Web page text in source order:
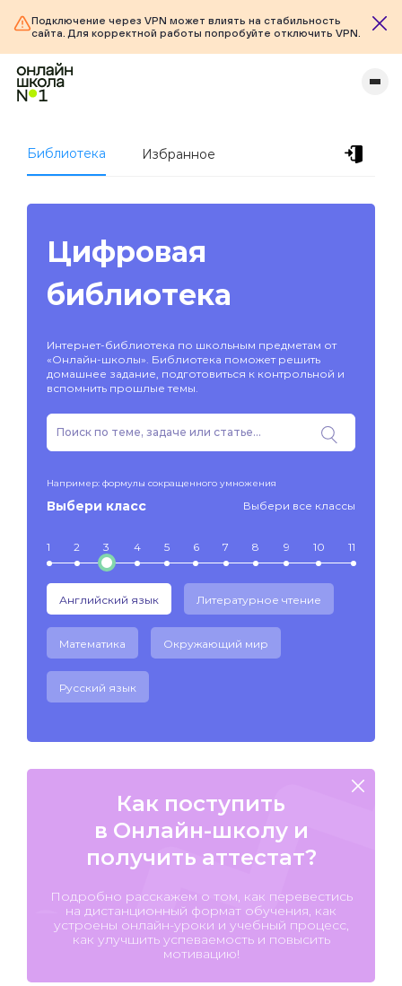
Подключение через VPN может влиять на стабильность
сайта. Для корректной работы попробуйте отключить VPN.
Библиотека Избранное
Цифровая
библиотека
Интернет-библиотека по школьным предметам от
«Онлайн-школы». Библиотека поможет решить
домашнее задание, подготовиться к контрольной и
вспомнить прошлые темы.
Например: формулы сокращенного умножения
Выбери класс Выбери все классы
1 2 3 4 5 6 7 8 9 10 11
Английский язык Литературное чтение
Математика Окружающий мир
Русский язык
Как поступить
в Онлайн-школу и
получить аттестат?
Подробно расскажем о том, как перевестись
на дистанционный формат обучения, как
устроены онлайн-уроки и учебный процесс,
как улучшить успеваемость и повысить
мотивацию!